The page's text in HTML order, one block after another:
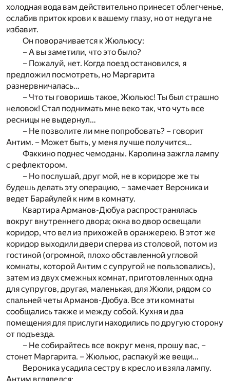
холодная вода вам действительно принесет облегченье,
ослабив приток крови к вашему глазу, но от недуга не
избавит.
Он поворачивается к Жюльюсу:
– А вы заметили, что это было?
– Пожалуй, нет. Когда поезд остановился, я
предложил посмотреть, но Маргарита
разнервничалась…
– Что ты говоришь такое, Жюльюс! Ты был страшно
неловок! Стал поднимать мне веко так, что чуть все
ресницы не выдернул…
– Не позволите ли мне попробовать? – говорит
Антим. – Может быть, у меня лучше получится…
Факкино поднес чемоданы. Каролина зажгла лампу
с рефлектором.
– Но послушай, друг мой, не в коридоре же ты
будешь делать эту операцию, – замечает Вероника и
ведет Барайулей к ним в комнату.
Квартира Арманов-Дюбуа распространялась
вокруг внутреннего двора; окна во двор освещали
коридор, что вел из прихожей в оранжерею. В этот же
коридор выходили двери сперва из столовой, потом из
гостиной (огромной, плохо обставленной угловой
комнаты, которой Антим с супругой не пользовались),
затем из двух смежных комнат, приготовленных одна
для супругов, другая, маленькая, для Жюли, рядом со
спальней четы Арманов-Дюбуа. Все эти комнаты
сообщались также и между собой. Кухня и два
помещения для прислуги находились по другую сторону
от подъезда.
– Не собирайтесь все вокруг меня, прошу вас, –
стонет Маргарита. – Жюльюс, распакуй же вещи…
Вероника усадила сестру в кресло и взяла лампу.